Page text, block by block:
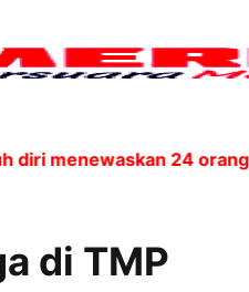
24 orang di
di TMP